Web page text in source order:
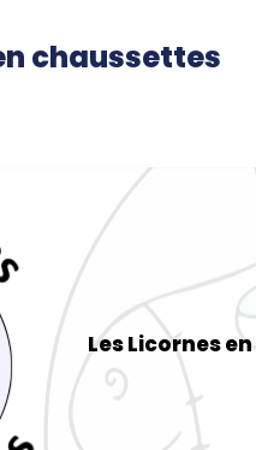
chaussettes
Les Licornes